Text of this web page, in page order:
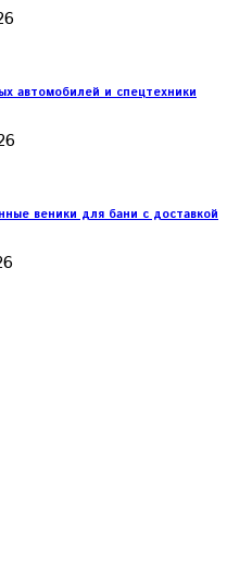
автомобилей и спецтехники
веники для бани с доставкой